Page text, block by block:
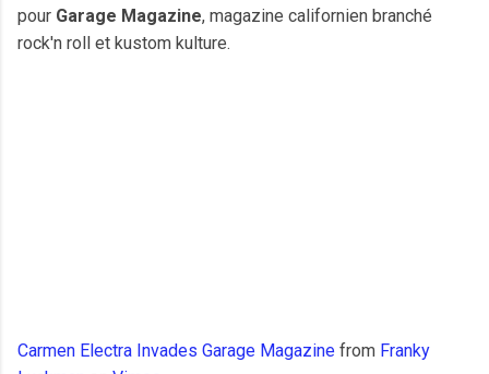
pour Garage Magazine, magazine californien branché
rock'n roll et kustom kulture.
Carmen Electra Invades Garage Magazine from Franky